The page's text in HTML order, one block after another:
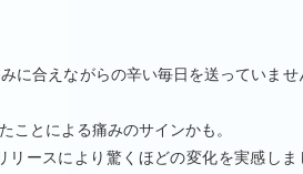
に合えながらの辛い毎日を送っていませ
ことによる痛みのサインかも。
リースにより驚くほどの変化を実感しま